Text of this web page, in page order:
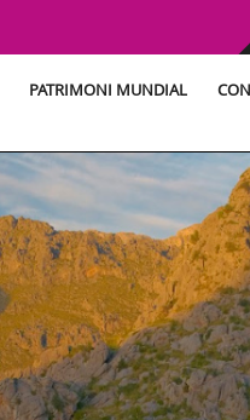
PATRIMONI MUNDIAL